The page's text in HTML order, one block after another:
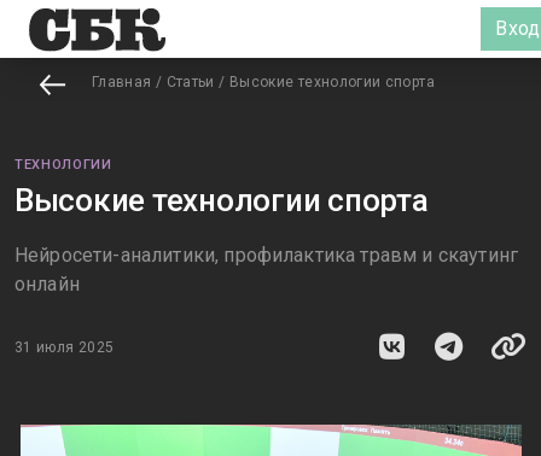
Вход
Главная / Статьи / Высокие технологии спорта
ТЕХНОЛОГИИ
Высокие технологии спорта
Нейросети-аналитики, профилактика травм и скаутинг
онлайн
31 июля 2025